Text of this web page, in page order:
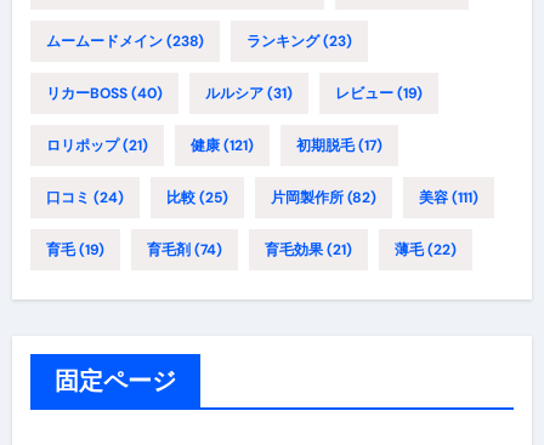
ムームードメイン(238) ランキング(23)
リカーBOSS(40) ルルシア(31) レビュー(19)
ロリポップ(21) 健康(121) 初期脱毛(17)
口コミ (24) 比較(25) 片岡製作所(82) 美容(111)
育毛(19) 育毛剤 (74) 育毛効果(21) 薄毛(22)
固定ページ